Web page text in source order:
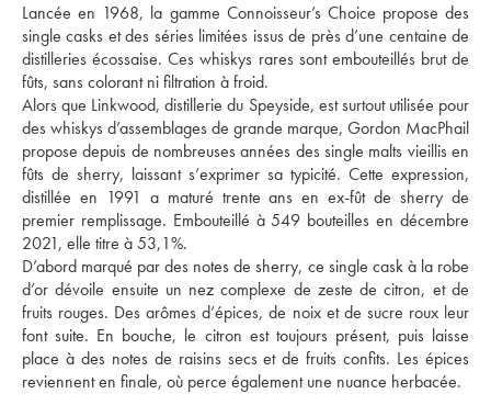
Lancée en 1968, la gamme Connoisseur’s Choice propose des
single casks et des séries limitées issus de près d’une centaine de
distilleries écossaise. Ces whiskys rares sont embouteillés brut de
fûts, sans colorant ni filtration à froid.
Alors que Linkwood, distillerie du Speyside, est surtout utilisée pour
des whiskys d’assemblages de grande marque, Gordon MacPhail
propose depuis de nombreuses années des single malts vieillis en
fûts de sherry, laissant s’exprimer sa typicité. Cette expression,
distillée en 1991 a maturé trente ans en ex-fût de sherry de
premier remplissage. Embouteillé à 549 bouteilles en décembre
2021, elle titre à 53,1%.
D’abord marqué par des notes de sherry, ce single cask à la robe
d’or dévoile ensuite un nez complexe de zeste de citron, et de
fruits rouges. Des arômes d’épices, de noix et de sucre roux leur
font suite. En bouche, le citron est toujours présent, puis laisse
place à des notes de raisins secs et de fruits confits. Les épices
reviennent en finale, où perce également une nuance herbacée.